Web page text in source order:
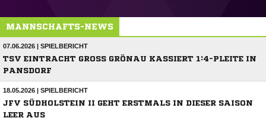
MANNSCHAFTS-NEWS
07.06.2026 | SPIELBERICHT
TSV EINTRACHT GROSS GRÖNAU KASSIERT 1:4-PLEITE IN P
ANSDORF
18.05.2026 | SPIELBERICHT
JFV SÜDHOLSTEIN II GEHT ERSTMALS IN DIESER SAISON
LEER AUS